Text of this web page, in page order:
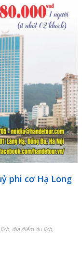
phi cơ Hạ Long
, địa điểm du lịch,